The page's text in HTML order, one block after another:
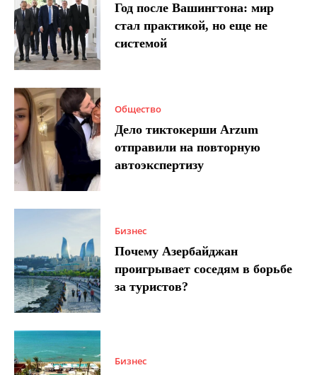
Год после Вашингтона: мир
стал практикой, но еще не
системой
Общество
Дело тиктокерши Arzum
отправили на повторную
автоэкспертизу
Бизнес
Почему Азербайджан
проигрывает соседям в борьбе
за туристов?
Бизнес